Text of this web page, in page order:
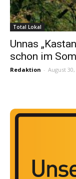
Total Lokal
Unnas
schon im
Redaktion - August 30,